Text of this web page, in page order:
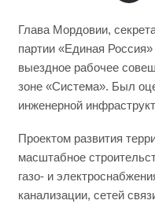
Глава Мордовии,
партии «Единая
выездное рабочее
зоне «Система». Был
инженерной
Проектом развития
масштабное
газо- и
канализации, сетей